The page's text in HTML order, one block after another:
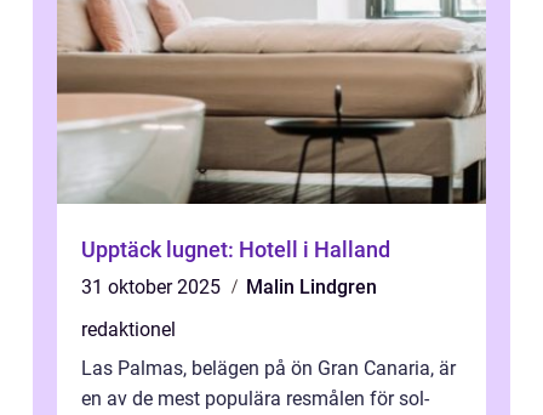
Upptäck lugnet: Hotell i Halland
31 oktober 2025
Malin Lindgren
redaktionel
Las Palmas, belägen på ön Gran Canaria, är
en av de mest populära resmålen för sol-